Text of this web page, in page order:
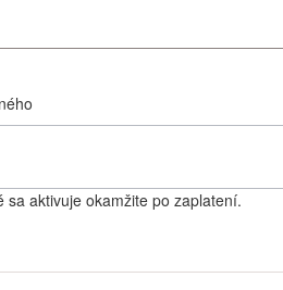
aktivuje okamžite po zaplatení.